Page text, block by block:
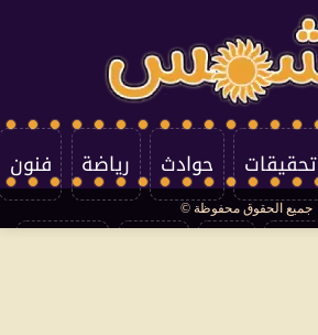
تحقيقات حوادث رياضة فنون
جميع الحقوق محفوظة ©